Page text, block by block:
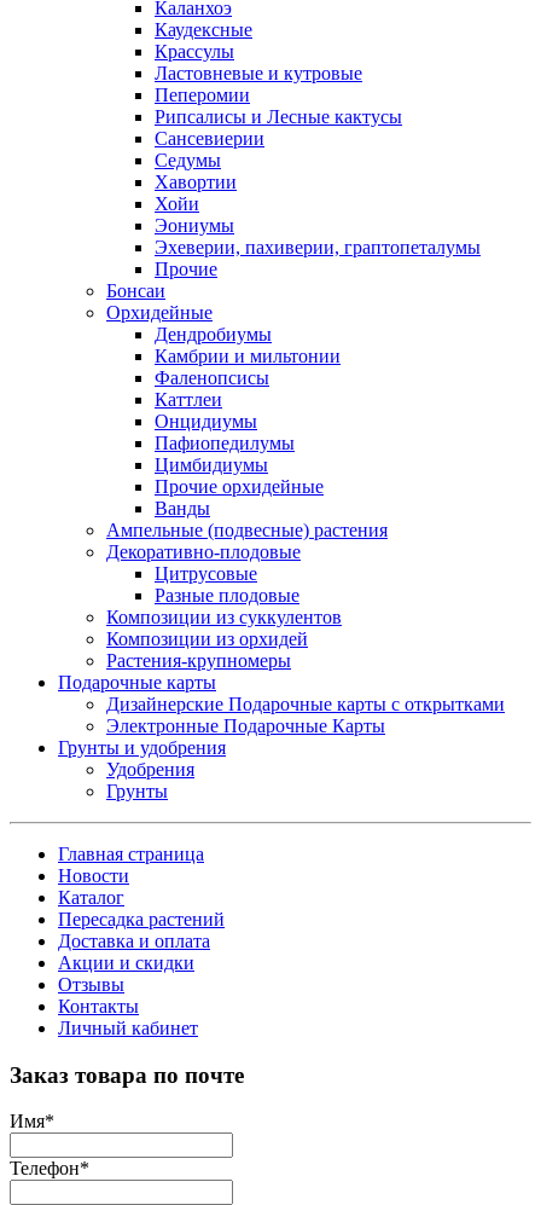
Каланхоэ
Каудексные
Крассулы
Ластовневые и кутровые
Пеперомии
Рипсалисы и Лесные кактусы
Сансевиерии
Седумы
Хавортии
Хойи
Эониумы
Эхеверии, пахиверии, граптопеталумы
Прочие
Бонсаи
Орхидейные
Дендробиумы
Камбрии и мильтонии
Фаленопсисы
Каттлеи
Онцидиумы
Пафиопедилумы
Цимбидиумы
Прочие орхидейные
Ванды
Ампельные (подвесные) растения
Декоративно-плодовые
Цитрусовые
Разные плодовые
Композиции из суккулентов
Композиции из орхидей
Растения-крупномеры
Подарочные карты
Дизайнерские Подарочные карты с открытками
Электронные Подарочные Карты
Грунты и удобрения
Удобрения
Грунты
Главная страница
Новости
Каталог
Пересадка растений
Доставка и оплата
Акции и скидки
Отзывы
Контакты
Личный кабинет
Заказ товара по почте
Имя*
Телефон*